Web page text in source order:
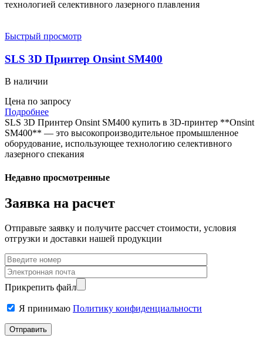
технологией селективного лазерного плавления
Быстрый просмотр
SLS 3D Принтер Onsint SM400
В наличии
Цена по запросу
Подробнее
SLS 3D Принтер Onsint SM400 купить в 3D-принтер **Onsint
SM400** — это высокопроизводительное промышленное
оборудование, использующее технологию селективного
лазерного спекания
Недавно просмотренные
Заявка на расчет
Отправьте заявку и получите рассчет стоимости, условия
отгрузки и доставки нашей продукции
Прикрепить файл
Я принимаю Политику конфиденциальности